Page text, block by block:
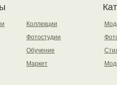
Коллекции
Фотостудии
Обучение
Маркет